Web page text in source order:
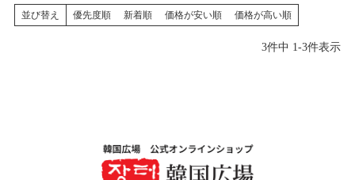
並び替え 優先度順 新着順 価格が安い順 価格が高い順
3件中 1-3件表示